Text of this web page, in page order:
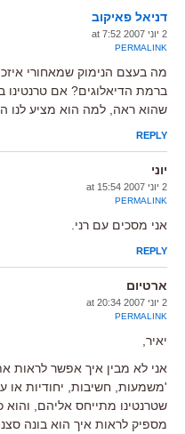
דניאל פאיקוב
2 יוני 2007 at 7:52
PERMALINK
מה בעצם הנימוק שמאחורי
ברמת הדיאלוגים? אם טרנטינו
שהוא ראה, למה הוא מציע לנו
REPLY
יוני
2 יוני 2007 at 15:54
PERMALINK
אני מסכים עם רני.
REPLY
ארטיום
2 יוני 2007 at 20:34
PERMALINK
יאיר,
אני לא מבין איך אפשר לראות
'משמעות, חשיבות, יחודיות
שטרנטינו מתייחס אליהם, והוא
מספיק לראות איך הוא בונה